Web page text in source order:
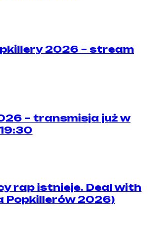
2026 – stream
– transmisja już w
rap istnieje. Deal with
Popkillerów 2026)